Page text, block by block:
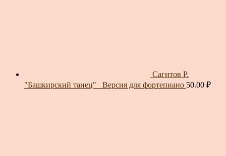
Сагитов Р.
"Башкирский танец"_ Версия для фортепиано 50.00 ₽